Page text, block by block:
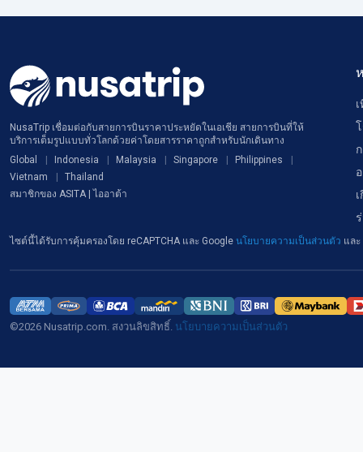
NusaTrip เชื่อมต่อกับสายการบินราคาประหยัดในเอเชีย สายการบินที่ให้
บริการเต็มรูปแบบทั่วโลกด้วยค่าโดยสารราคาถูกสำหรับนักเดินทาง
Global
Indonesia Malaysia Singapore
Philippines
Vietnam
Thailand
สมาชิกของ ASITA | ไออาต้า
ไซต์นี้ได้รับการคุ้มครองโดย reCAPTCHA และ Google นโยบายความเป็นส่วนตัว และ
©2026 Nusatrip.com. สงวนลิขสิทธิ์. นโยบายความเป็นส่วนตัว